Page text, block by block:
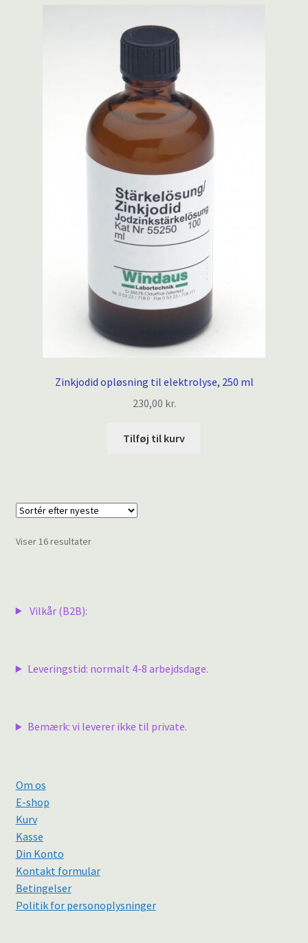
Zinkjodid opløsning til elektrolyse, 250 ml
230,00 kr.
Tilføj til kurv
Viser 16 resultaterSorteret
Vilkår (B2B):
Leveringstid: normalt 4-8 arbejdsdage.
Bemærk: vi leverer ikke til private.
Om os
E-shop
Kurv
Kasse
Din Konto
Kontakt formular
Betingelser
Politik for personoplysninger